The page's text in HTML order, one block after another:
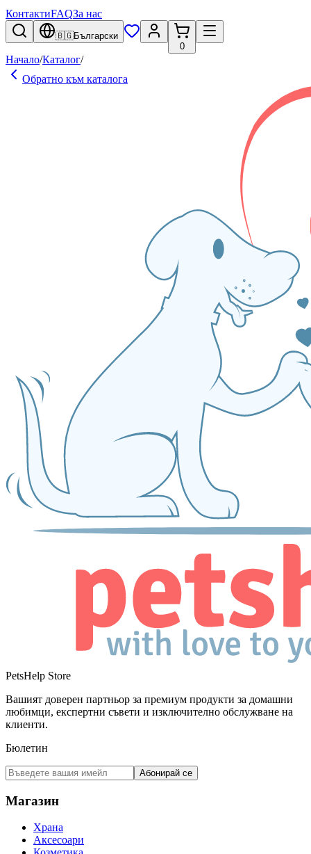
КонтактиFAQЗа нас
🇧🇬Български
0
Начало/Каталог/
Обратно към каталога
PetsHelp Store
Вашият доверен партньор за премиум продукти за домашни
любимци, експертни съвети и изключително обслужване на
клиенти.
Бюлетин
Абонирай се
Магазин
Храна
Аксесоари